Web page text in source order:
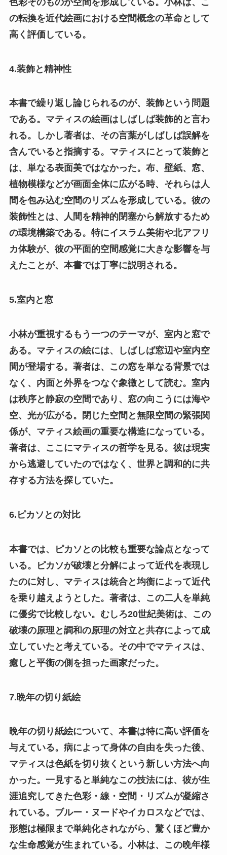
の転換を近代絵画における空間概念の革命として
高く評価している。
4.装飾と精神性
本書で繰り返し論じられるのが、装飾という問題
である。マティスの絵画はしばしば装飾的と言わ
れる。しかし著者は、その言葉がしばしば誤解を
含んでいると指摘する。マティスにとって装飾と
は、単なる表面美ではなかった。布、壁紙、窓、
植物模様などが画面全体に広がる時、それらは人
間を包み込む空間のリズムを形成している。彼の
装飾性とは、人間を精神的閉塞から解放するため
の環境構築である。特にイスラム美術や北アフリ
カ体験が、彼の平面的空間感覚に大きな影響を与
えたことが、本書では丁寧に説明される。
5.室内と窓
小林が重視するもう一つのテーマが、室内と窓で
ある。マティスの絵には、しばしば窓辺や室内空
間が登場する。著者は、この窓を単なる背景では
なく、内面と外界をつなぐ象徴として読む。室内
は秩序と静寂の空間であり、窓の向こうには海や
空、光が広がる。閉じた空間と無限空間の緊張関
係が、マティス絵画の重要な構造になっている。
著者は、ここにマティスの哲学を見る。彼は現実
から逃避していたのではなく、世界と調和的に共
存する方法を探していた。
6.ピカソとの対比
本書では、ピカソとの比較も重要な論点となって
いる。ピカソが破壊と分解によって近代を表現し
たのに対し、マティスは統合と均衡によって近代
を乗り越えようとした。著者は、この二人を単純
に優劣で比較しない。むしろ20世紀美術は、この
破壊の原理と調和の原理の対立と共存によって成
立していたと考えている。その中でマティスは、
癒しと平衡の側を担った画家だった。
7.晩年の切り紙絵
晩年の切り紙絵について、本書は特に高い評価を
与えている。病によって身体の自由を失った後、
マティスは色紙を切り抜くという新しい方法へ向
かった。一見すると単純なこの技法には、彼が生
涯追究してきた色彩・線・空間・リズムが凝縮さ
れている。ブルー・ヌードやイカロスなどでは、
形態は極限まで単純化されながら、驚くほど豊か
な生命感覚が生まれている。小林は、この晩年様